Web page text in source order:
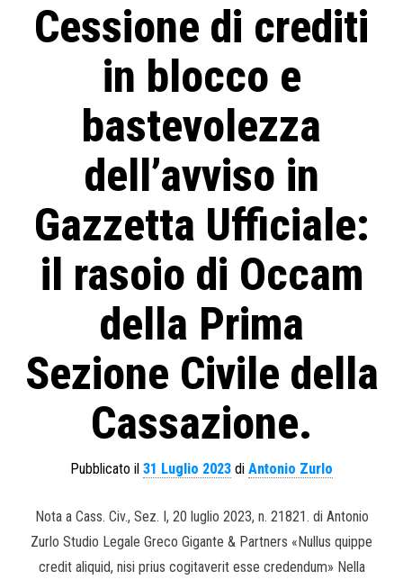
Cessione di crediti
in blocco e
bastevolezza
dell’avviso in
Gazzetta Ufficiale:
il rasoio di Occam
della Prima
Sezione Civile della
Cassazione.
Pubblicato il 31 Luglio 2023 di Antonio Zurlo
Nota a Cass. Civ., Sez. I, 20 luglio 2023, n. 21821. di Antonio
Zurlo Studio Legale Greco Gigante & Partners «Nullus quippe
credit aliquid, nisi prius cogitaverit esse credendum» Nella